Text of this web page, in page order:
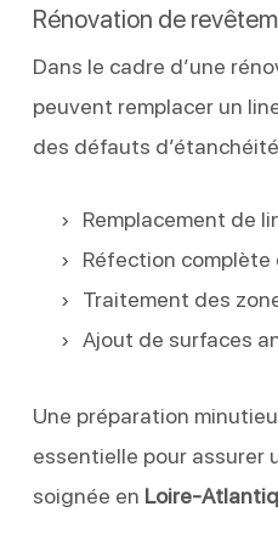
Rénovation de
Dans le cadre d’une
peuvent remplacer un
des défauts
Remplacement de
Réfection
Traitement des
Ajout de surfaces
Une préparation
essentielle pour assurer
soignée en Loire-